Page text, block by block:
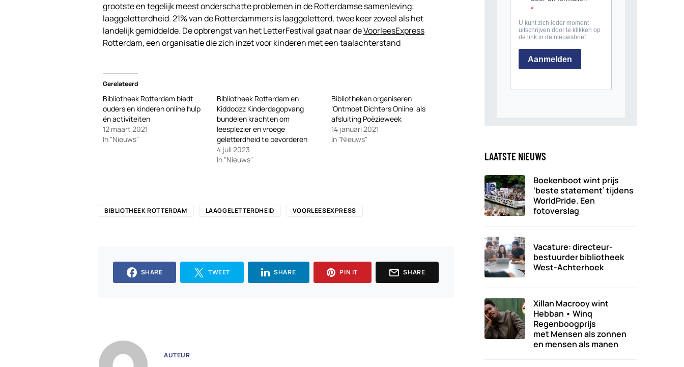
grootste en tegelijk meest onderschatte problemen in de Rotterdamse samenleving:
laaggeletterdheid. 21% van de Rotterdammers is laaggeletterd, twee keer zoveel als het
landelijk gemiddelde. De opbrengst van het LetterFestival gaat naar deVoorleesExpress
Rotterdam, een organisatie die zich inzet voor kinderen met een taalachterstand
Gerelateerd
Bibliotheek Rotterdam biedt
ouders en kinderen online hulp
én activiteiten
12 maart 2021
In "Nieuws"
Bibliotheek Rotterdam en
Kiddoozz Kinderdagopvang
bundelen krachten om
leesplezier en vroege
geletterdheid te bevorderen
4 juli 2023
In "Nieuws"
Bibliotheken organiseren
‘Ontmoet Dichters Online’ als
afsluiting Poëzieweek
14 januari 2021
In "Nieuws"
BIBLIOTHEEK ROTTERDAM LAAGGELETTERDHEID VOORLEESEXPRESS
SHARE TWEET SHARE PIN IT SHARE
AUTEUR
LAATSTE NIEUWS
Boekenboot wint prijs
‘beste statement’ tijdens
WorldPride. Een
fotoverslag
Vacature: directeur-
bestuurder bibliotheek
West-Achterhoek
Xillan Macrooy wint
Hebban • Winq
Regenboogprijs
met Mensen als zonnen
en mensen als manen